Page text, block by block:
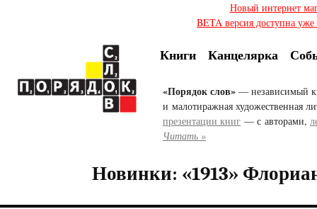
Новый интернет
BETA версия доступна
Книги Канцелярка
«Порядок слов» — независимый
и малотиражная художественная
презентации книг — с авторами,
Читать »
Новинки: «1913»